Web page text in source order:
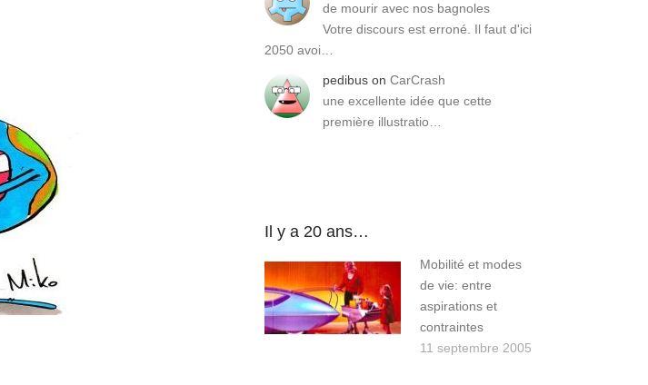
de mourir avec nos bagnoles
Votre discours est erroné. Il faut d'ici
2050 avoi…
pedibus on CarCrash
une excellente idée que cette
première illustratio…
Il y a 20 ans…
Mobilité et modes
de vie: entre
aspirations et
contraintes
11 septembre 2005